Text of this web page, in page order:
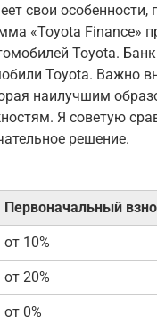
свои особенности,
«Toyota Finance»
Toyota.
Toyota. Важно
наилучшим
Я советую
решение.
Первоначальный
от 10%
от 20%
от 0%